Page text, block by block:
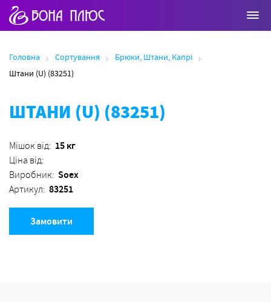
Головна Сортування
Брюки, Штани, Капрі
Штани (U) (83251)
ШТАНИ (U) (83251)
Мішок від: 15 кг
Ціна від:
Виробник: Soex
Артикул: 83251
Замовити